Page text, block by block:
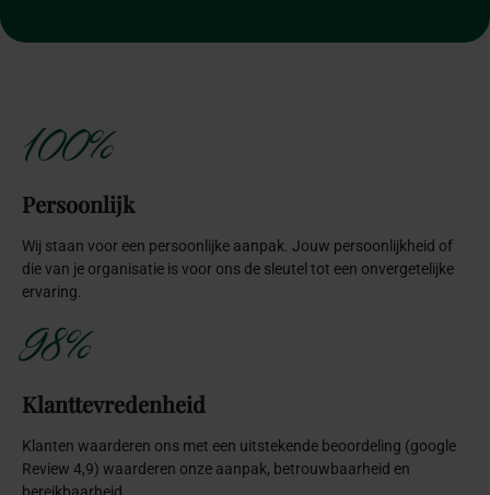
100%
Persoonlijk
Wij staan voor een persoonlijke aanpak. Jouw persoonlijkheid of
die van je organisatie is voor ons de sleutel tot een onvergetelijke
ervaring.
98%
Klanttevredenheid
Klanten waarderen ons met een uitstekende beoordeling (google
Review 4,9) waarderen onze aanpak, betrouwbaarheid en